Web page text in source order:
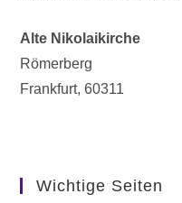
Alte Nikolaikirche
Römerberg
Frankfurt,60311
Wichtige Seiten